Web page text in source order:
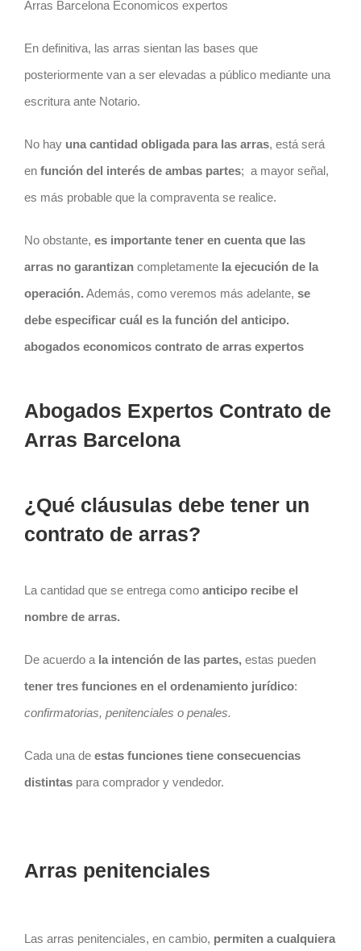
Arras Barcelona Economicos expertos
En definitiva, las arras sientan las bases que
posteriormente van a ser elevadas a público mediante una
escritura ante Notario.
No hay una cantidad obligada para las arras, está será
enfunción del interés de ambas partes; a mayor señal,
es más probable que la compraventa se realice.
No obstante, es importante tener en cuenta que las
arras no garantizancompletamentela ejecución de la
operación. Además, como veremos más adelante, se
debe especificar cuál es la función del anticipo.
abogados economicos contrato de arras expertos
Abogados Expertos Contrato de
Arras Barcelona
¿Qué cláusulas debe tener un
contrato de arras?
La cantidad que se entrega comoanticipo recibe el
nombre de arras.
De acuerdo a la intención de las partes,estas pueden
tener tres funciones en el ordenamiento jurídico:
confirmatorias, penitenciales o penales.
Cada una de estas funciones tiene consecuencias
distintas para comprador y vendedor.
Arras penitenciales
Las arras penitenciales, en cambio, permiten a cualquiera